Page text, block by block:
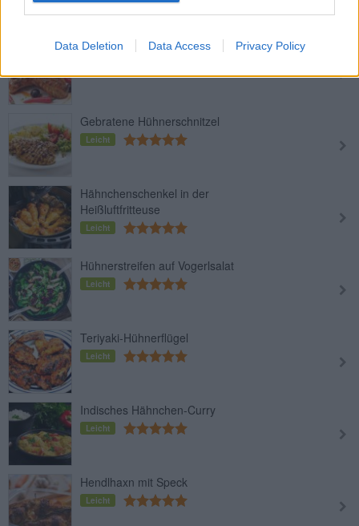
Data Deletion Data Access Privacy Policy
Höllisches Hühnchen zum Grillen
Gebratene Hühnerschnitzel
Leicht
Hähnchenschenkel in der
Heißluftfritteuse
Leicht
Hühnerstreifen auf Vogerlsalat
Leicht
Teriyaki-Hühnerflügel
Leicht
Indisches Hähnchen-Curry
Leicht
Hendlhaxn mit Speck
Leicht